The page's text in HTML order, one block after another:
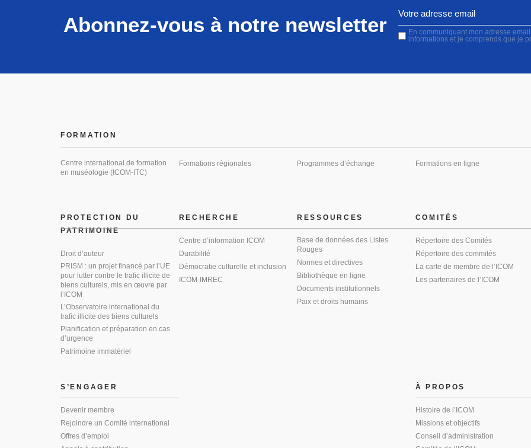
Abonnez-vous à notre newsletter
En communiquant mon adresse
informations et je comprends que je
PROTECTION DU
PATRIMOINE
Droit d’auteur
PRISM : un projet financé par l’UE
pour lutter contre le trafic illicite de
biens culturels, mis en œuvre par
l’ICOM
L’Observatoire international du
trafic illicite des biens culturels
Planification et préparation en cas
d’urgence
Patrimoine immatériel
FORMATION
Centre international de formation
en muséologie (ICOM-ITC)
Formations régionales Programmes d’échange Formations en ligne
RECHERCHE
Centre d’information ICOM
Durabilité
Démocratie culturelle et inclusion
ICOM-IMREC
RESSOURCES
Base de données des Listes
Rouges
Normes et directives
Bibliothèque en ligne
Documents institutionnels
Paix et droits humains
COMITÉS
Répertoire des Comités
Répertoire des commités
La carte de membre de l’ICOM
Les partenaires de l’ICOM
S’ENGAGER
Devenir membre
Rejoindre un Comité international
Offres d’emploi
À PROPOS
Histoire de l’ICOM
Missions et objectifs
Conseil d’administration